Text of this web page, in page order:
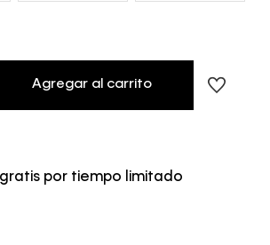
Agregar al carrito
gratis por tiempo limitado